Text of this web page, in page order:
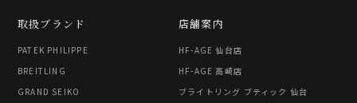
取扱ブランド
PATEK PHILIPPE
BREITLING
GRAND SEIKO
店舗案内
HF-AGE 仙台店
HF-AGE 高崎店
ブライトリング ブティック 仙台